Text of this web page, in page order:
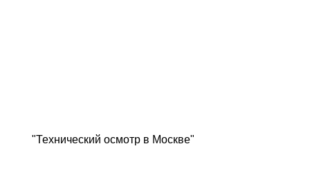
"Технический осмотр в Москве"